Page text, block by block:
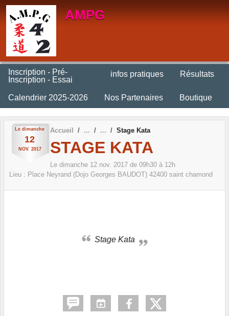
AMPG
Inscription - Pré-
Inscription - Essai
infos pratiques Résultats
Calendrier 2025-2026 Nos Partenaires Boutique
Le dimanche
12
NOV. 2017
Accueil Stage Kata
STAGE KATA
Le dimanche 12 nov. 2017 de 09h30 à 12h
Lieu : Place Neyrand (Dojo Georges BAUDOT) 42400 saint chamond
Stage Kata
Panneau de gestion des cookies